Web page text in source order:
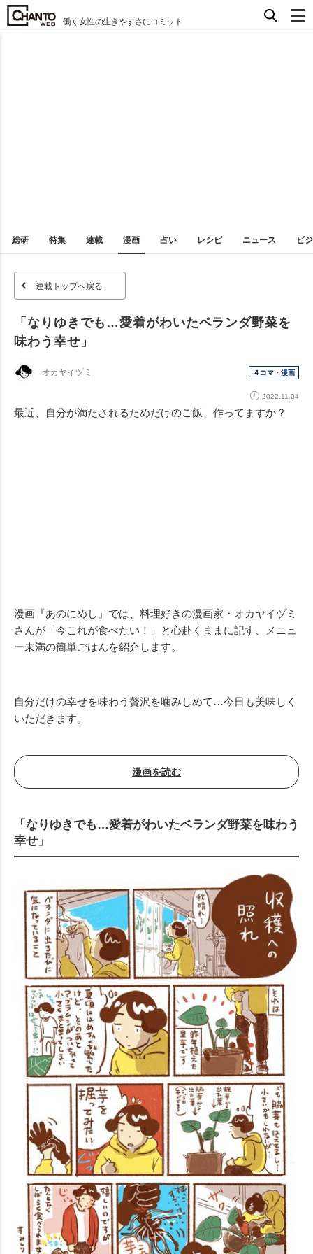
働く女性の生きやすさにコミット
総研 特集 連載 漫画 占い レシピ ニュース ビ
連載トップへ戻る
「なりゆきでも…愛着がわいたベランダ野菜を
味わう幸せ」
オカヤイヅミ ４コマ・漫画
2022.11.04
最近、自分が満たされるためだけのご飯、作ってますか？
漫画『あのにめし』では、料理好きの漫画家・オカヤイヅミ
さんが「今これが食べたい！」と心赴くままに記す、メニュ
ー未満の簡単ごはんを紹介します。
自分だけの幸せを味わう贅沢を噛みしめて…今日も美味しく
いただきます。
漫画を読む
「なりゆきでも…愛着がわいたベランダ野菜を味わう
幸せ」